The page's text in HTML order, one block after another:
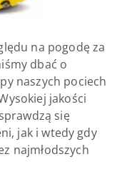
na pogodę za
dbać o
naszych pociech
jakości
się
jak i wtedy gdy
najmłodszych